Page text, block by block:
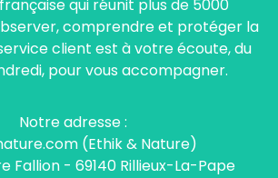
qui réunit plus de 5000
comprendre et protéger la
client est à votre écoute, du
pour vous accompagner.
Notre adresse :
(Ethik & Nature)
Fallion - 69140 Rillieux-La-Pape